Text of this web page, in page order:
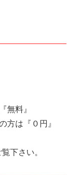
無料』
方は『０円』
下さい。